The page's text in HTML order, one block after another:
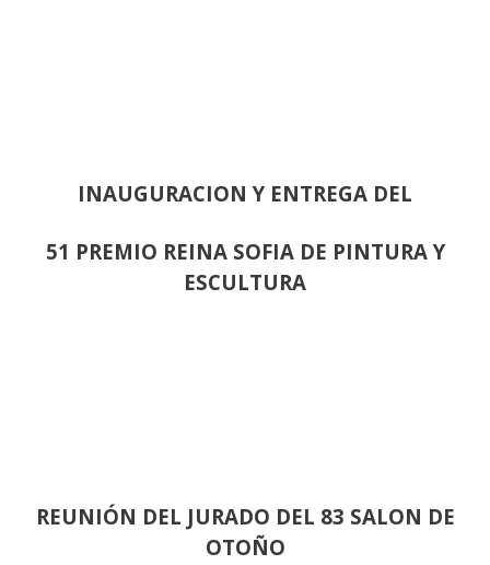
INAUGURACION Y ENTREGA DEL
51 PREMIO REINA SOFIA DE PINTURA Y
ESCULTURA
REUNIÓN DEL JURADO DEL 83 SALON DE
OTOÑO